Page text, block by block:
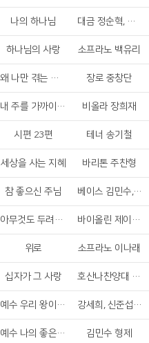
나의 하나님 대금 정순혁, 박성빈
하나님의 사랑 소프라노 백유리
왜 나만 겪는 고난이냐고 장로 중창단
내 주를 가까이하게 함은 비올라 장희재
시편 23편 테너 송기철
세상을 사는 지혜 바리톤 주찬형
참 좋으신 주님 베이스 김민수, 소프라노 한성은
아무것도 두려워 말라 바이올린 제이든 킴
위로 소프라노 이나래
십자가 그 사랑 호산나찬양대 여성 솔리스트
예수 우리 왕이여, 주의 이름 높이며 강세희, 신준섭, 김현정
예수 나의 좋은 치료자 김민수 형제